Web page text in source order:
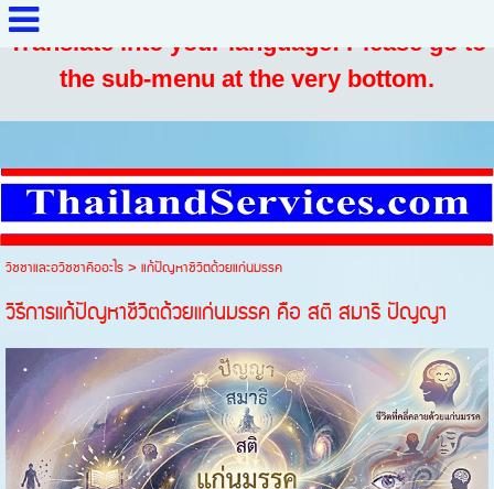
Translate into your language: Please go to
the sub-menu at the very bottom.
วิชชาและอวิชชาคืออะไร>แก้ปัญหาชีวิตด้วยแก่นมรรค
วิธีการแก้ปัญหาชีวิตด้วยแก่นมรรค คือ สติ สมาธิ ปัญญา